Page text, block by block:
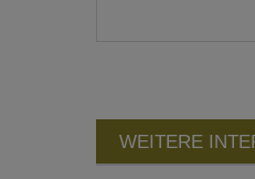
WEITERE